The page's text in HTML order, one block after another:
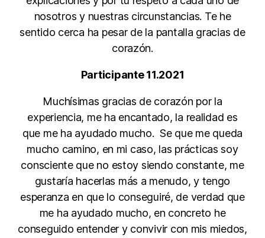
nosotros y nuestras circunstancias. Te he
sentido cerca ha pesar de la pantalla gracias de
corazón.
Participante 11.2021
Muchísimas gracias de corazón por la
experiencia, me ha encantado, la realidad es
que me ha ayudado mucho. Se que me queda
mucho camino, en mi caso, las prácticas soy
consciente que no estoy siendo constante, me
gustaría hacerlas más a menudo, y tengo
esperanza en que lo conseguiré, de verdad que
me ha ayudado mucho, en concreto he
conseguido entender y convivir con mis miedos,